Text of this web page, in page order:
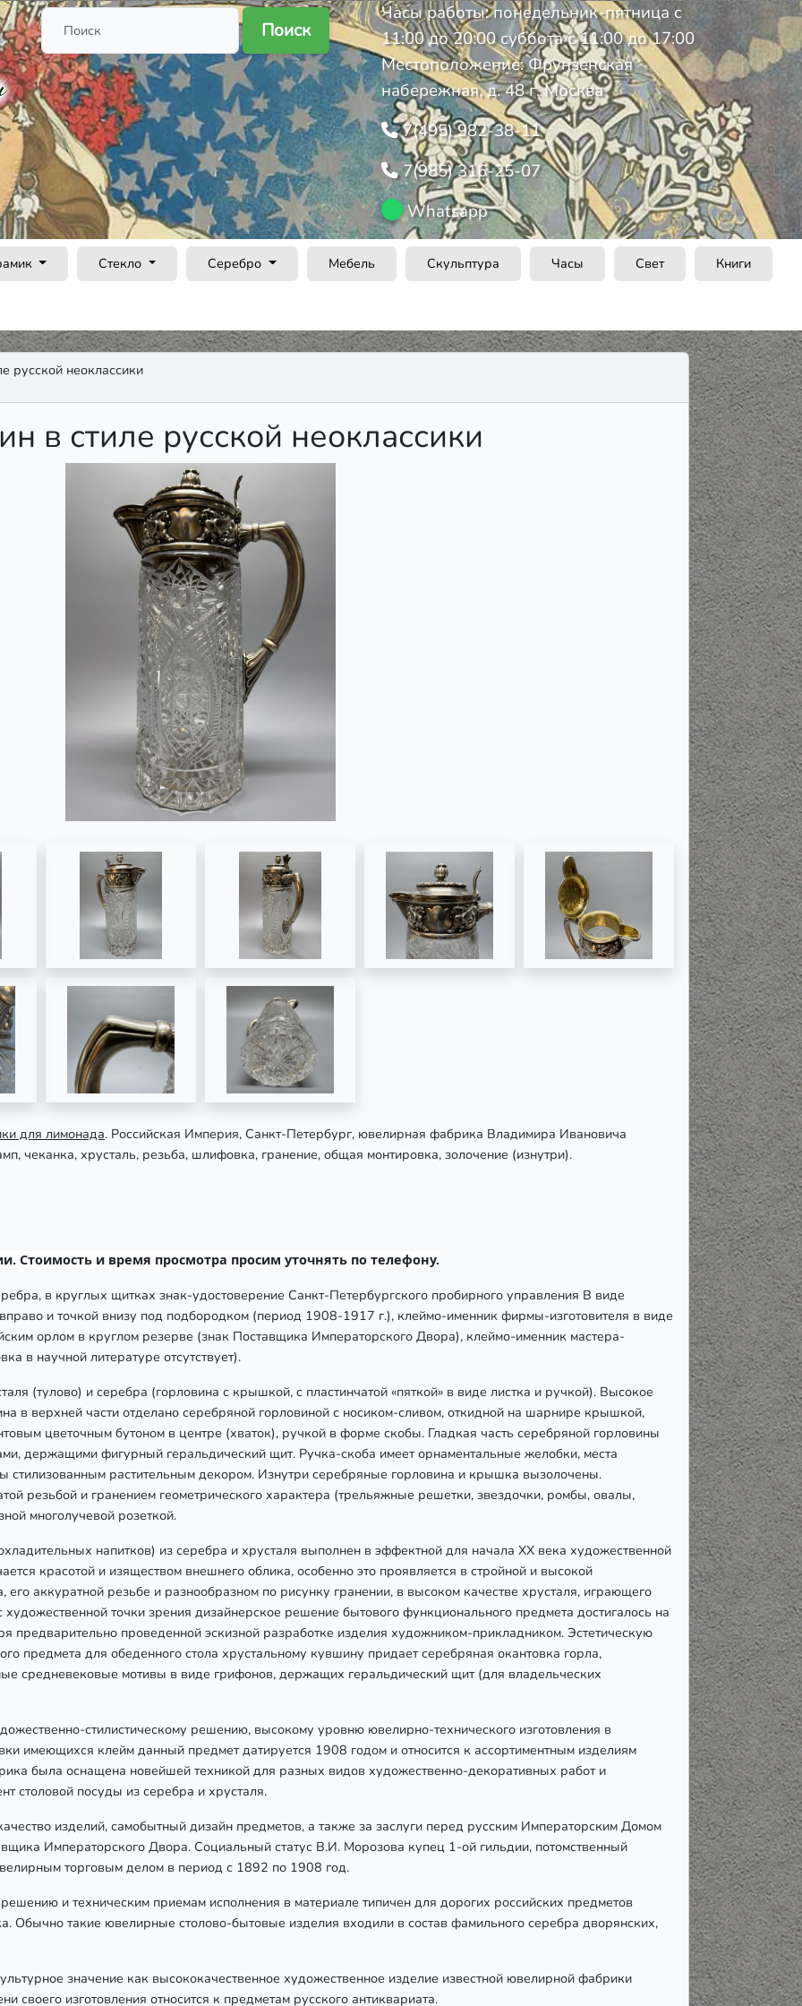
Поиск
Часы работы: понедельник-пятница с
11:00 до 20:00 суббота с 11:00 до 17:00
Местоположение: Фрунзенская
набережная, д. 48 г. Москва
7(495) 982-38-11
7(985) 316-25-07
Whatsapp
Стекло Серебро Мебель Скульптура Часы Свет Книги
русской неоклассики
в стиле русской неоклассики
для лимонада. Российская Империя, Санкт-Петербург, ювелирная фабрика Владимира Ивановича
чеканка, хрусталь, резьба, шлифовка, гранение, общая монтировка, золочение (изнутри).
Стоимость и время просмотра просим уточнять по телефону.
в круглых щитках знак-удостоверение Санкт-Петербургского пробирного управления B виде
и точкой внизу под подбородком (период 1908-1917 г.), клеймо-именник фирмы-изготовителя в виде
орлом в круглом резерве (знак Поставщика Императорского Двора), клеймо-именник мастера-
в научной литературе отсутствует).
(тулово) и серебра (горловина с крышкой, с пластинчатой «пяткой» в виде листка и ручкой). Высокое
в верхней части отделано серебряной горловиной с носиком-сливом, откидной на шарнире крышкой,
цветочным бутоном в центре (хваток), ручкой в форме скобы. Гладкая часть серебряной горловины
держащими фигурный геральдический щит. Ручка-скоба имеет орнаментальные желобки, места
растительным декором. Изнутри серебряные горловина и крышка вызолочены.
резьбой и гранением геометрического характера (трельяжные решетки, звездочки, ромбы, овалы,
многолучевой розеткой.
напитков) из серебра и хрусталя выполнен в эффектной для начала ХХ века художественной
красотой и изяществом внешнего облика, особенно это проявляется в стройной и высокой
аккуратной резьбе и разнообразном по рисунку гранении, в высоком качестве хрусталя, играющего
точки зрения дизайнерское решение бытового функционального предмета достигалось на
проведенной эскизной разработке изделия художником-прикладником. Эстетическую
предмета для обеденного стола хрустальному кувшину придает серебряная окантовка горла,
средневековые мотивы в виде грифонов, держащих геральдический щит (для владельческих
стилистическому решению, высокому уровню ювелирно-технического изготовления в
имеющихся клейм данный предмет датируется 1908 годом и относится к ассортиментным изделиям
была оснащена новейшей техникой для разных видов художественно-декоративных работ и
столовой посуды из серебра и хрусталя.
изделий, самобытный дизайн предметов, а также за заслуги перед русским Императорским Домом
Императорского Двора. Социальный статус В.И. Морозова купец 1-ой гильдии, потомственный
торговым делом в период с 1892 по 1908 год.
и техническим приемам исполнения в материале типичен для дорогих российских предметов
Обычно такие ювелирные столово-бытовые изделия входили в состав фамильного серебра дворянских,
значение как высококачественное художественное изделие известной ювелирной фабрики
своего изготовления относится к предметам русского антиквариата.